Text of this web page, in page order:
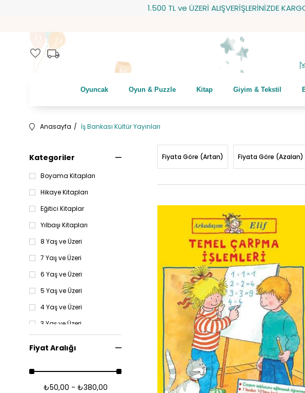
1.500 TL ve ÜZERİ ALIŞVERİŞLERİNİZDE KARGO ÜCRETSİZ!
favorite local_shipping
Oyuncak Oyun & Puzzle Kitap Giyim & Tekstil
Anasayfa İş Bankası Kültür Yayınları
Kategoriler
Boyama Kitapları
Hikaye Kitapları
Eğitici Kitaplar
Yılbaşı Kitapları
8 Yaş ve Üzeri
7 Yaş ve Üzeri
6 Yaş ve Üzeri
5 Yaş ve Üzeri
4 Yaş ve Üzeri
3 Yaş ve Üzeri
Kitap
Fiyat Aralığı
₺50,00 - ₺380,00
Fiyata Göre (Artan) Fiyata Göre (Azalan)